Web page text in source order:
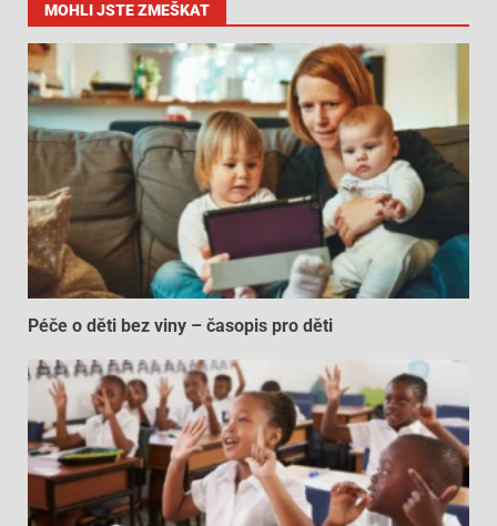
MOHLI JSTE ZMEŠKAT
Péče o děti bez viny – časopis pro děti